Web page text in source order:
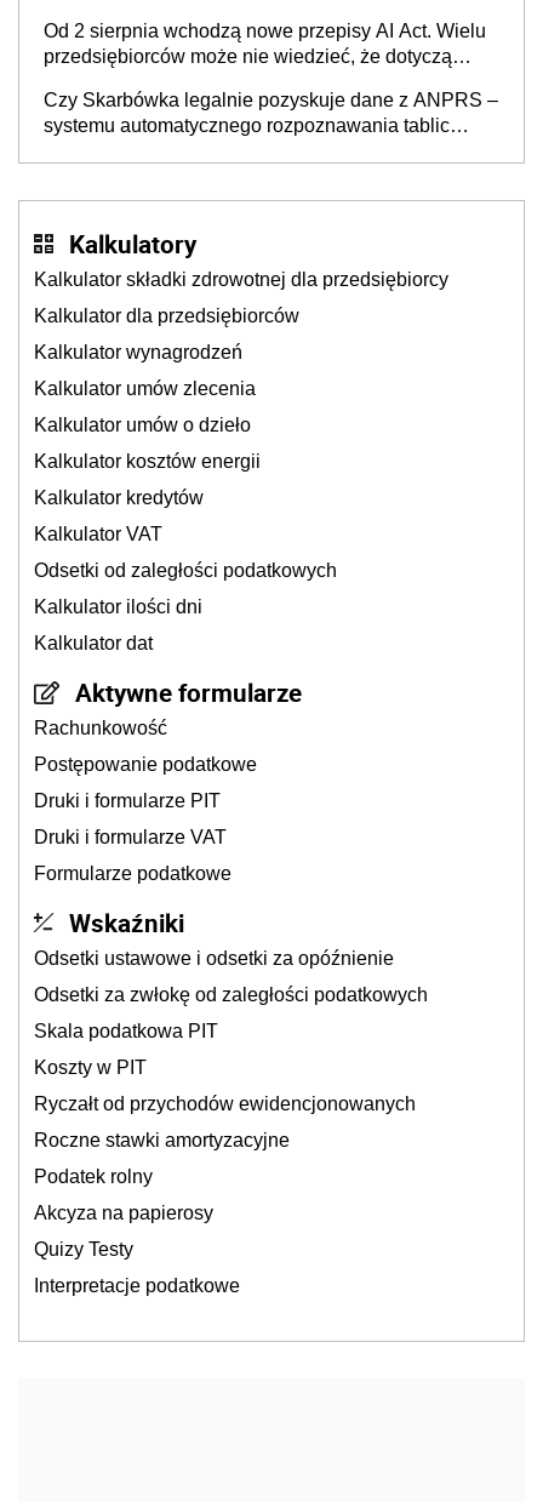
będzie
Od 2 sierpnia wchodzą nowe przepisy AI Act. Wielu
przedsiębiorców może nie wiedzieć, że dotyczą
Czy Skarbówka legalnie pozyskuje dane z ANPRS –
systemu automatycznego rozpoznawania tablic
Kalkulatory
Kalkulator składki zdrowotnej dla przedsiębiorcy
Kalkulator dla przedsiębiorców
Kalkulator wynagrodzeń
Kalkulator umów zlecenia
Kalkulator umów o dzieło
Kalkulator kosztów energii
Kalkulator kredytów
Kalkulator VAT
Odsetki od zaległości podatkowych
Kalkulator ilości dni
Kalkulator dat
Aktywne formularze
Rachunkowość
Postępowanie podatkowe
Druki i formularze PIT
Druki i formularze VAT
Formularze podatkowe
Wskaźniki
Odsetki ustawowe i odsetki za opóźnienie
Odsetki za zwłokę od zaległości podatkowych
Skala podatkowa PIT
Koszty w PIT
Ryczałt od przychodów ewidencjonowanych
Roczne stawki amortyzacyjne
Podatek rolny
Akcyza na papierosy
Quizy Testy
Interpretacje podatkowe